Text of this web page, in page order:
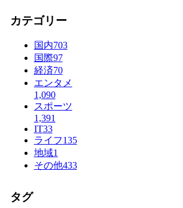
カテゴリー
国内703
国際97
経済70
エンタメ
1,090
スポーツ
1,391
IT33
ライフ135
地域1
その他433
タグ